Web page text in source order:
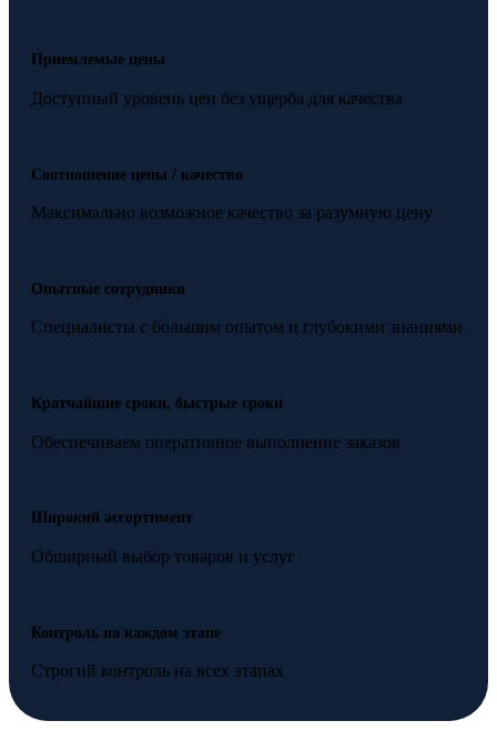
Приемлемые цены
Доступный уровень цен без ущерба для качества
Соотношение цены / качество
Максимально возможное качество за разумную цену
Опытные сотрудники
Специалисты с большим опытом и глубокими знаниями
Кратчайшие сроки, быстрые сроки
Обеспечиваем оперативное выполнение заказов
Широкий ассортимент
Обширный выбор товаров и услуг
Контроль на каждом этапе
Строгий контроль на всех этапах